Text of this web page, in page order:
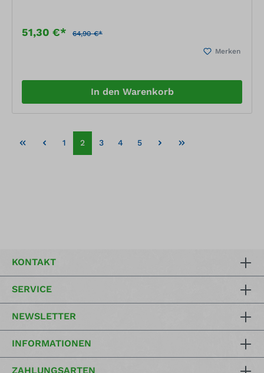
51,30 €* 64,90 €*
Merken
In den Warenkorb
1 2 3 4 5
KONTAKT
SERVICE
NEWSLETTER
INFORMATIONEN
ZAHLUNGSARTEN